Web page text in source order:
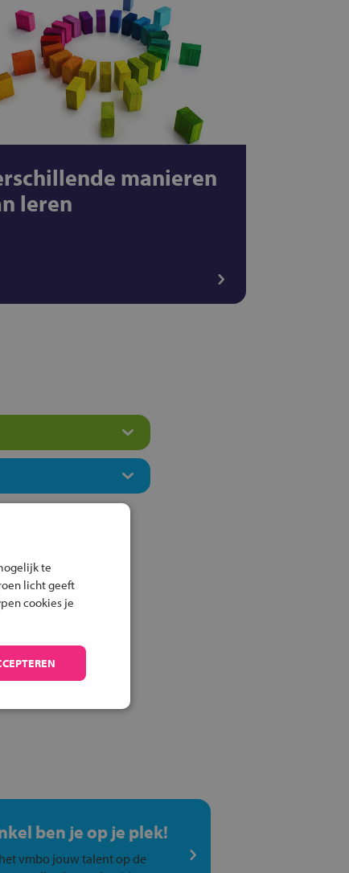
manieren
leren
ben je op je plek!
vmbo jouw talent op de
te
licht geeft
cookies je